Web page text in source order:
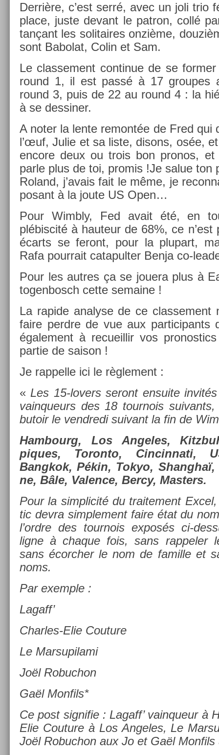
Derrière, c’est serré, avec un joli trio
place, juste de­vant le pat­ron, collé
tan­çant les sol­itaires onzième,
sont Babolat, Colin et Sam.
Le clas­se­ment con­tinue de se
round 1, il est passé à 17 groupes
round 3, puis de 22 au round 4 : la
à se de­ssin­er.
A noter la lente re­montée de Fred qui
l’œuf, Julie et sa liste, dis­ons, osée,
en­core deux ou trois bon pro­nos,
parle plus de toi, pro­mis !Je salue ton
Roland, j’avais fait le même, je
posant à la joute US Open…
Pour Wimb­ly, Fed avait été, en
plébis­cité à hauteur de 68%, ce
écarts se feront, pour la plupart,
Rafa pour­rait cat­apult­er Benja co-
Pour les aut­res ça se jouera plus à
togen­bosch cette semaine !
La rapide an­alyse de ce clas­se­ment
faire per­dre de vue aux par­ticipants
égale­ment à re­cueil­lir vos
par­tie de saison !
Je rap­pelle ici le règle­ment :
« Les 15-lovers seront en­suite
vain­queurs des 18 tour­nois
butoir le vendredi suivant la fin de
Ham­bourg, Los An­geles,
piques, Toron­to, Cin­cinnati,
Bangkok, Pékin, Tokyo,
ne, Bâle, Val­ence, Bercy, Mast­ers.
Pour la simplicité du traite­ment
tic devra simple­ment faire état du
l’ordre des tour­nois exposés ci-
ligne à chaque fois, sans rap­pel­er
sans écor­ch­er le nom de famil­le et
noms.
Par ex­em­ple :
Lagaff’
Charles-Elie Co­u­ture
Le Mar­supilami
Joël Robuc­hon
Gaël Mon­fils*
Ce post sig­nifie : Lagaff’ vain­queur à
Elie Co­u­ture à Los An­geles, Le
Joël Robuc­hon aux Jo et Gaël Mon­fils